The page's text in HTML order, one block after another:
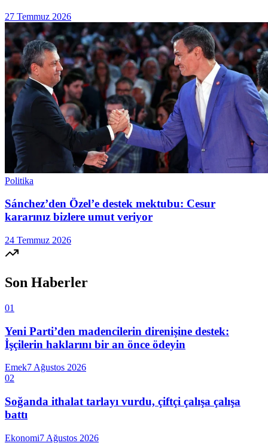
27 Temmuz 2026
Politika
Sánchez’den Özel’e destek mektubu: Cesur
kararınız bizlere umut veriyor
24 Temmuz 2026
Son Haberler
01
Yeni Parti’den madencilerin direnişine destek:
İşçilerin haklarını bir an önce ödeyin
Emek7 Ağustos 2026
02
Soğanda ithalat tarlayı vurdu, çiftçi çalışa çalışa
battı
Ekonomi7 Ağustos 2026